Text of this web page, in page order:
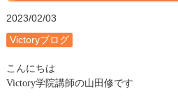
2023/02/03
Victoryブログ
こんにちは
Victory学院講師の山田修です